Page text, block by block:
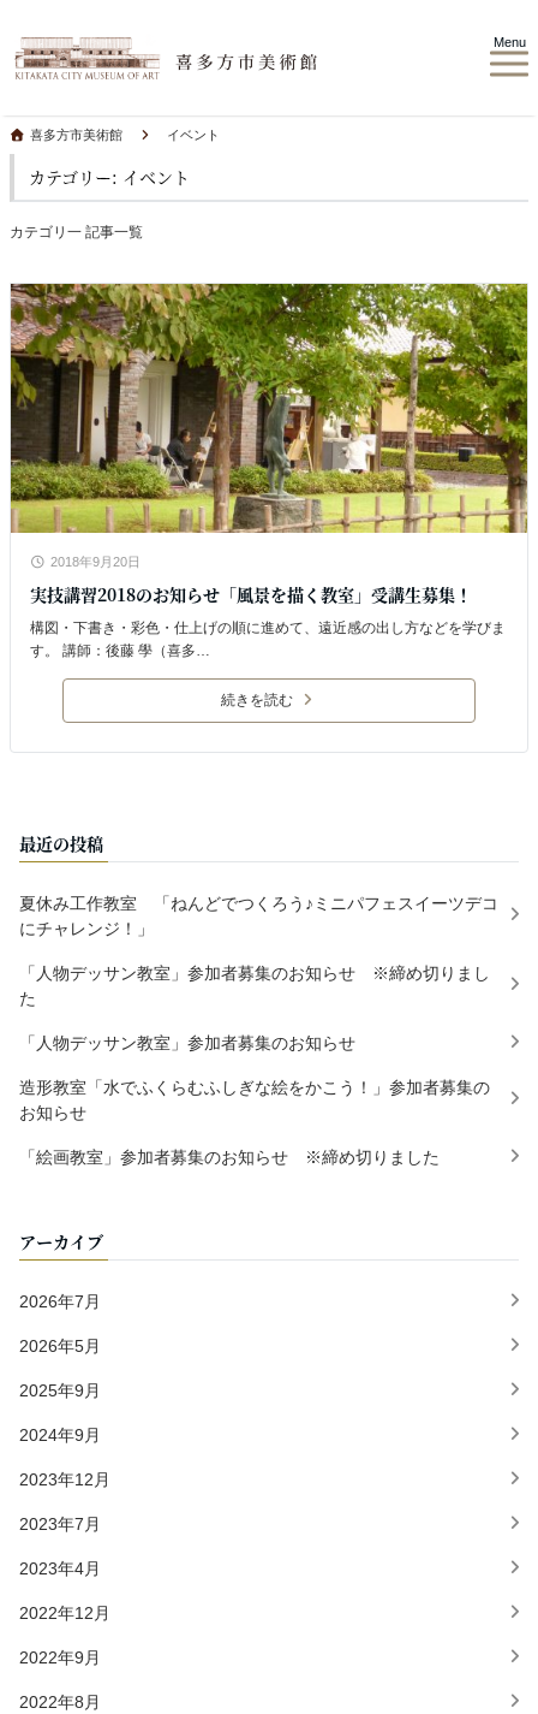
Menu
喜多方市美術館 イベント
カテゴリー: イベント
カテゴリ一 記事一覧
2018年9月20日
実技講習2018のお知らせ「風景を描く教室」受講生募集！
構図・下書き・彩色・仕上げの順に進めて、遠近感の出し方などを学びま
す。 講師：後藤 學（喜多…
続きを読む
最近の投稿
夏休み工作教室 「ねんどでつくろう♪ミニパフェスイーツデコ
にチャレンジ！」
「人物デッサン教室」参加者募集のお知らせ ※締め切りまし
た
「人物デッサン教室」参加者募集のお知らせ
造形教室「水でふくらむふしぎな絵をかこう！」参加者募集の
お知らせ
「絵画教室」参加者募集のお知らせ ※締め切りました
アーカイブ
2026年7月
2026年5月
2025年9月
2024年9月
2023年12月
2023年7月
2023年4月
2022年12月
2022年9月
2022年8月